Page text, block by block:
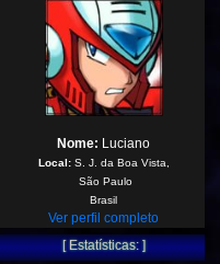
Nome: Luciano
Local:S. J. da Boa Vista,
São Paulo
Brasil
Ver perfil completo
[ Estatísticas: ]